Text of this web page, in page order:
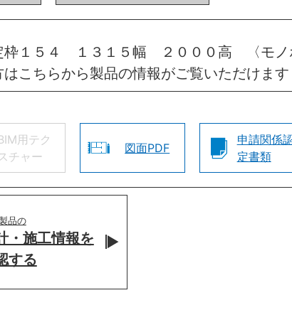
１５４ １３１５幅 ２０００高 〈モ
こちらから製品の情報がご覧いただけます
用テク
スチャー
図面PDF
申請関係
定書類
品の
・施工情報を
する